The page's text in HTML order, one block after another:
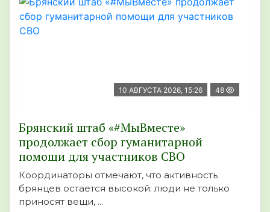
10 АВГУСТА 2026, 15:26 48
Брянский штаб «#МыВместе»
продолжает сбор гуманитарной
помощи для участников СВО
Координаторы отмечают, что активность
брянцев остается высокой: люди не только
приносят вещи, ...